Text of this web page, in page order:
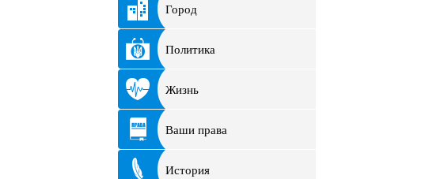
Город
Политика
Жизнь
Ваши права
История